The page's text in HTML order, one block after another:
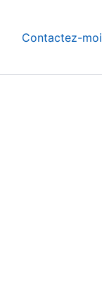
Contactez-moi